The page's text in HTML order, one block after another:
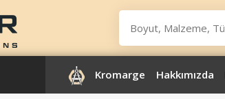
Kromarge Hakkımızda